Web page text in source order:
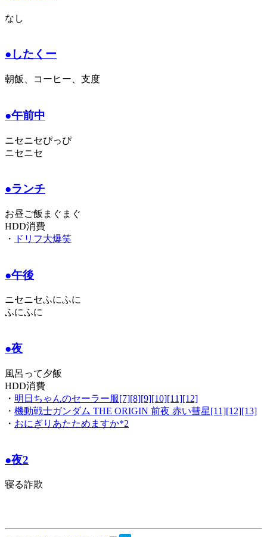
なし
●したくー
朝飯、コーヒー、支度
●午前中
ニセニセぴっぴ
ニセニセ
●ランチ
お昼ご飯まぐまぐ
HDD消費
・
ドリフ大爆笑
●午後
ニセニセふにふに
ふにふに
●夜
風呂って夕飯
HDD消費
・ 明日ちゃんのセーラー服[7][8][9][10][11][12]
・ 機動戦士ガンダム THE ORIGIN 前夜 赤い彗星[11][12][13]
・ おにぎりあたためますか*2
●夜2
寝る詐欺